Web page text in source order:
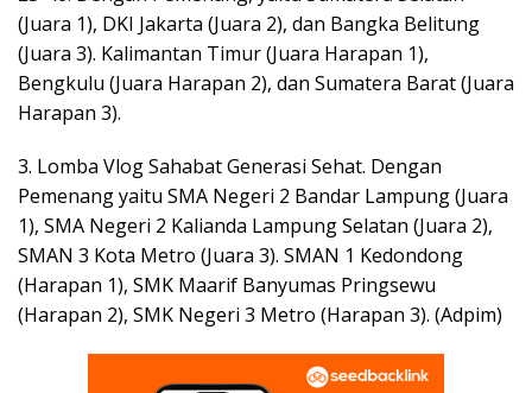
(Juara 1), DKI Jakarta (Juara 2), dan Bangka Belitung
(Juara 3). Kalimantan Timur (Juara Harapan 1),
Bengkulu (Juara Harapan 2), dan Sumatera Barat (Juara
Harapan 3).
3. Lomba Vlog Sahabat Generasi Sehat. Dengan
Pemenang yaitu SMA Negeri 2 Bandar Lampung (Juara
1), SMA Negeri 2 Kalianda Lampung Selatan (Juara 2),
SMAN 3 Kota Metro (Juara 3). SMAN 1 Kedondong
(Harapan 1), SMK Maarif Banyumas Pringsewu
(Harapan 2), SMK Negeri 3 Metro (Harapan 3). (Adpim)